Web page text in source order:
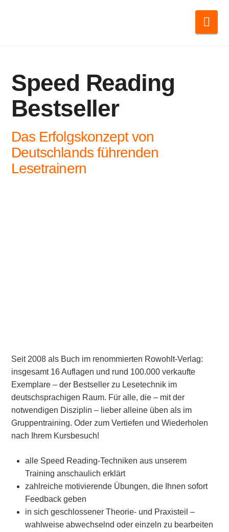
Speed Reading
Bestseller
Das Erfolgskonzept von
Deutschlands führenden
Lesetrainern
Seit 2008 als Buch im renommierten Rowohlt-Verlag:
insgesamt 16 Auflagen und rund 100.000 verkaufte
Exemplare – der Bestseller zu Lesetechnik im
deutschsprachigen Raum. Für alle, die – mit der
notwendigen Disziplin – lieber alleine üben als im
Gruppentraining. Oder zum Vertiefen und Wiederholen
nach Ihrem Kursbesuch!
alle Speed Reading-Techniken aus unserem
Training anschaulich erklärt
zahlreiche motivierende Übungen, die Ihnen sofort
Feedback geben
in sich geschlossener Theorie- und Praxisteil –
wahlweise abwechselnd oder einzeln zu bearbeiten